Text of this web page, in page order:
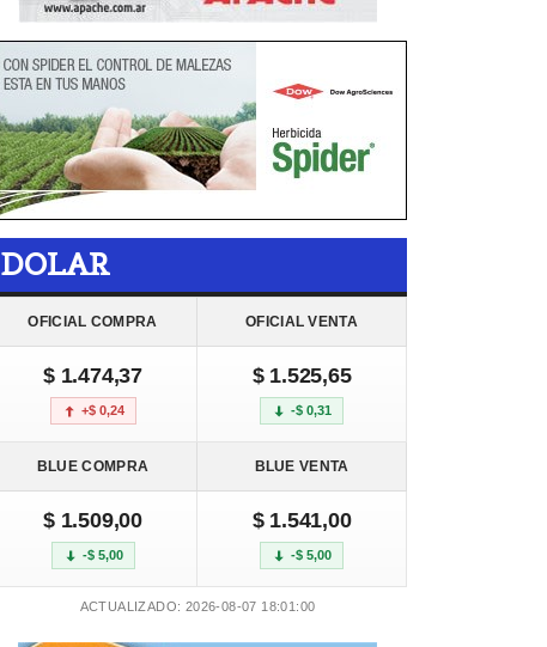
DOLAR
OFICIAL COMPRA OFICIAL VENTA
$ 1.474,37
+$ 0,24
$ 1.525,65
-$ 0,31
BLUE COMPRA BLUE VENTA
$ 1.509,00
-$ 5,00
$ 1.541,00
-$ 5,00
ACTUALIZADO: 2026-08-07 18:01:00